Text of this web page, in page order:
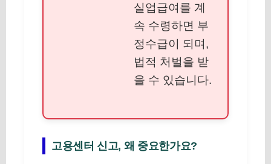
실업급여를 계
속 수령하면 부
정수급이 되며,
법적 처벌을 받
을 수 있습니다.
고용센터 신고, 왜 중요한가요?